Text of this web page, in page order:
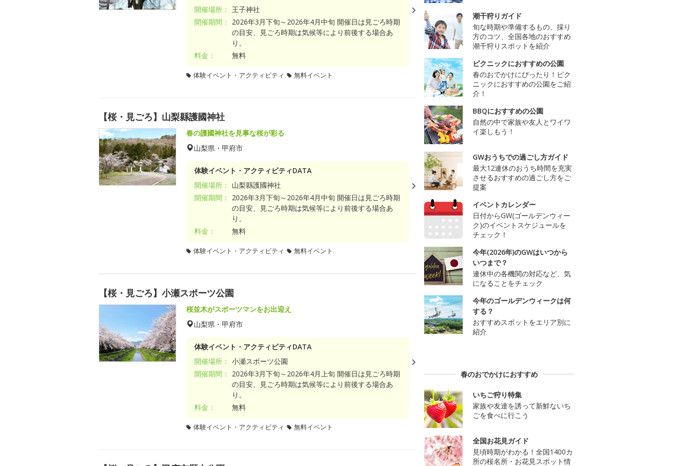
開催場所：
王子神社
開催期間：
2026年3月下旬～2026年4月中旬 開催日は見ごろ時期
の目安、見ごろ時期は気候等により前後する場合あ
り。
料金：
無料
体験イベント・アクティビティ 無料イベント
【桜・見ごろ】山梨縣護國神社
春の護國神社を見事な桜が彩る
山梨県・甲府市
体験イベント・アクティビティDATA
開催場所：
山梨縣護國神社
開催期間：
2026年3月下旬～2026年4月中旬 開催日は見ごろ時期
の目安、見ごろ時期は気候等により前後する場合あ
り。
料金：
無料
体験イベント・アクティビティ 無料イベント
【桜・見ごろ】小瀬スポーツ公園
桜並木がスポーツマンをお出迎え
山梨県・甲府市
体験イベント・アクティビティDATA
開催場所： 小瀬スポーツ公園
開催期間：
2026年3月下旬～2026年4月上旬 開催日は見ごろ時期
の目安、見ごろ時期は気候等により前後する場合あ
り。
料金：
無料
体験イベント・アクティビティ 無料イベント
潮干狩りガイド
旬な時期や準備するもの、採り
方のコツ、全国各地のおすすめ
潮干狩りスポットを紹介
ピクニックにおすすめの公園
春のおでかけにぴったり！ピク
ニックにおすすめの公園をご紹
介！
BBQにおすすめの公園
自然の中で家族や友人とワイワ
イ楽しもう！
GWおうちでの過ごし方ガイド
最大12連休のおうち時間を充実
させるおすすめの過ごし方をご
提案
イベントカレンダー
日付からGW(ゴールデンウィー
ク)のイベントスケジュールを
チェック！
今年(2026年)のGWはいつから
いつまで？
連休中の各機関の対応など、気
になることをチェック
今年のゴールデンウィークは何
する？
おすすめスポットをエリア別に
紹介
春のおでかけにおすすめ
いちご狩り特集
家族や友達を誘って新鮮ないち
ごを食べに行こう
全国お花見ガイド
見頃時期がわかる！全国1400カ
所の桜名所・お花見スポット情